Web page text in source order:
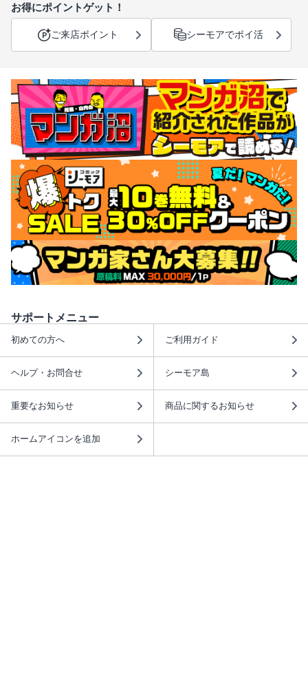
お得にポイントゲット！
ご来店ポイント シーモアでポイ活
サポートメニュー
初めての方へ ご利用ガイド
ヘルプ・お問合せ シーモア島
重要なお知らせ 商品に関するお知らせ
ホームアイコンを追加